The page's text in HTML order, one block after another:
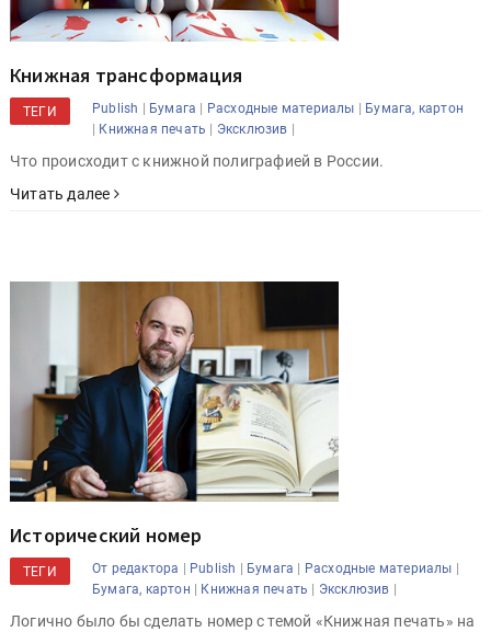
Книжная трансформация
ТЕГИ Publish | Бумага | Расходные материалы | Бумага, картон
| Книжная печать | Эксклюзив |
Что происходит с книжной полиграфией в России.
Читать далее
Исторический номер
ТЕГИ От редактора | Publish | Бумага | Расходные материалы |
Бумага, картон | Книжная печать | Эксклюзив |
Логично было бы сделать номер с темой «Книжная печать» на